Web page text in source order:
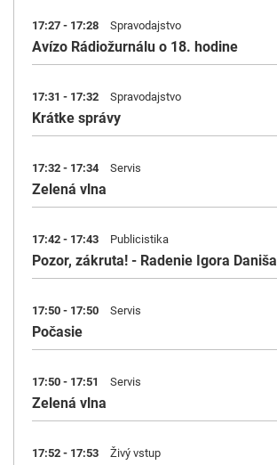
17:27 - 17:28 Spravodajstvo
Avízo Rádiožurnálu o 18. hodine
17:31 - 17:32 Spravodajstvo
Krátke správy
17:32 - 17:34 Servis
Zelená vlna
17:42 - 17:43 Publicistika
Pozor, zákruta! - Radenie Igora Daniša
17:50 - 17:50 Servis
Počasie
17:50 - 17:51 Servis
Zelená vlna
17:52 - 17:53 Živý vstup